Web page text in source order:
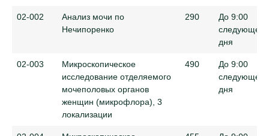
02-002
Анализ мочи по
Нечипоренко
290
До 9:00
следующего
дня
02-003
Микроскопическое
исследование отделяемого
мочеполовых органов
женщин (микрофлора), 3
локализации
490
До 9:00
следующего
дня